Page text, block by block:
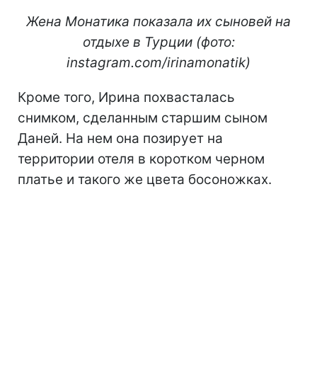
Жена Монатика показала их сыновей на
отдыхе в Турции (фото:
instagram.com/irinamonatik)
Кроме того, Ирина похвасталась
снимком, сделанным старшим сыном
Даней. На нем она позирует на
территории отеля в коротком черном
платье и такого же цвета босоножках.